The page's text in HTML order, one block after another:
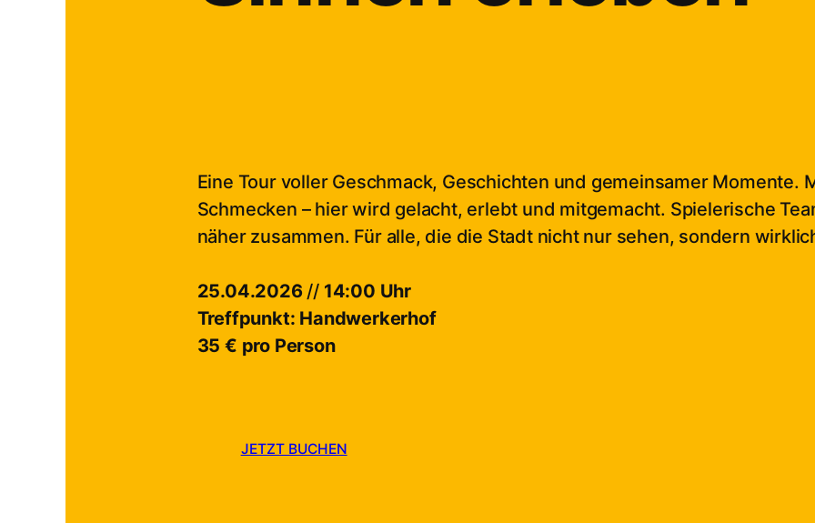
Eine Tour voller Geschmack, Geschichten und gemeinsamer Momente.
Schmecken – hier wird gelacht, erlebt und mitgemacht. Spielerische
näher zusammen. Für alle, die die Stadt nicht nur sehen, sondern
25.04.2026// 14:00 Uhr
Treffpunkt: Handwerkerhof
35 € pro Person
JETZT BUCHEN